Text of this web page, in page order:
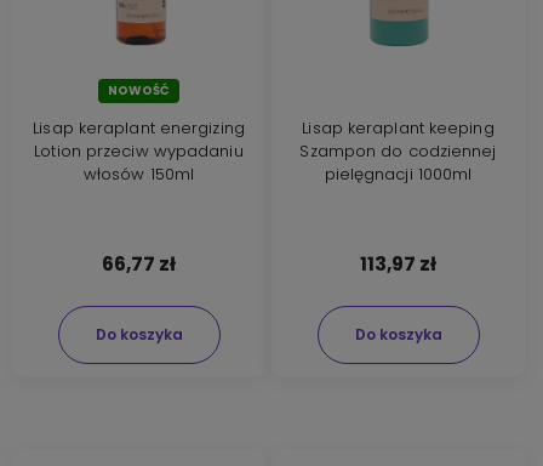
NOWOŚĆ
Lisap keraplant energizing
Lotion przeciw wypadaniu
włosów 150ml
66,77 zł
Do koszyka
Lisap keraplant keeping
Szampon do codziennej
pielęgnacji 1000ml
113,97 zł
Do koszyka